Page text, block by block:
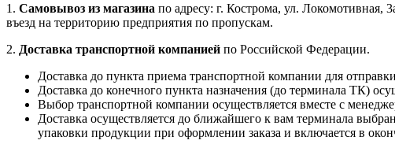
1. Самовывоз из магазина по адресу: г. Кострома, ул. Локомотивная,
въезд на территорию предприятия по пропускам.
2. Доставка транспортной компанией по Российской Федерации.
Доставка до пункта приема транспортной компании для отправки
Доставка до конечного пункта назначения (до терминала ТК)
Выбор транспортной компании осуществляется вместе с
Доставка осуществляется до ближайшего к вам терминала
упаковки продукции при оформлении заказа и включается в